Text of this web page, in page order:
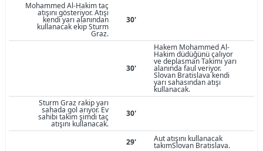
Mohammed Al-Hakim taç
atışını gösteriyor. Atışı
kendi yarı alanından
kullanacak ekip Sturm
Graz.
30'
30'
Hakem Mohammed Al-
Hakim düdüğünü çalıyor
ve deplasman Takımı yarı
alanında faul veriyor.
Slovan Bratislava kendi
yarı sahasından atışı
kullanacak.
Sturm Graz rakip yarı
sahada gol arıyor. Ev
sahibi takım şimdi taç
atışını kullanacak.
30'
29' Aut atışını kullanacak
takımSlovan Bratislava.